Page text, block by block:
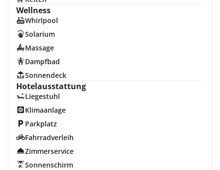
Wellness
Whirlpool
Solarium
Massage
Dampfbad
Sonnendeck
Hotelausstattung
Liegestuhl
Klimaanlage
Parkplatz
Fahrradverleih
Zimmerservice
Sonnenschirm